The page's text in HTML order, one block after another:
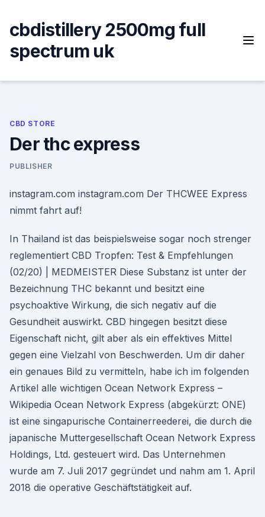
content
cbdistillery 2500mg full
spectrum uk
CBD STORE
Der thc express
PUBLISHER
instagram.com instagram.com Der THCWEE Express
nimmt fahrt auf!
In Thailand ist das beispielsweise sogar noch strenger
reglementiert CBD Tropfen: Test & Empfehlungen
(02/20) | MEDMEISTER Diese Substanz ist unter der
Bezeichnung THC bekannt und besitzt eine
psychoaktive Wirkung, die sich negativ auf die
Gesundheit auswirkt. CBD hingegen besitzt diese
Eigenschaft nicht, gilt aber als ein effektives Mittel
gegen eine Vielzahl von Beschwerden. Um dir daher
ein genaues Bild zu vermitteln, habe ich im folgenden
Artikel alle wichtigen Ocean Network Express –
Wikipedia Ocean Network Express (abgekürzt: ONE)
ist eine singapurische Containerreederei, die durch die
japanische Muttergesellschaft Ocean Network Express
Holdings, Ltd. gesteuert wird. Das Unternehmen
wurde am 7. Juli 2017 gegründet und nahm am 1. April
2018 die operative Geschäftstätigkeit auf.